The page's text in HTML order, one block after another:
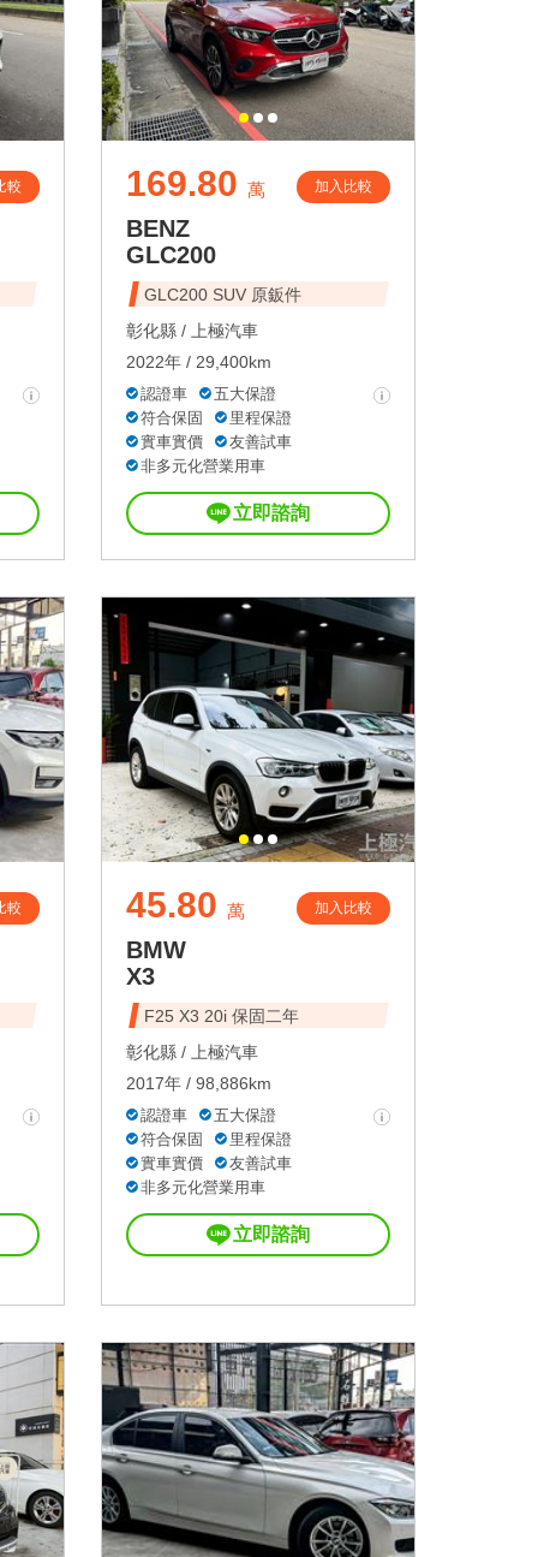
較 169.80 萬 加入比較
BENZ
GLC200
GLC200 SUV 原鈑件
彰化縣 /
上極汽車
2022年 / 29,400km
認證車
五大保證
符合保固
里程保證
實車實價
友善試車
非多元化營業用車
立即諮詢
較 45.80 萬 加入比較
BMW
X3
F25 X3 20i 保固二年
彰化縣 /
上極汽車
2017年 / 98,886km
認證車
五大保證
符合保固
里程保證
實車實價
友善試車
非多元化營業用車
立即諮詢